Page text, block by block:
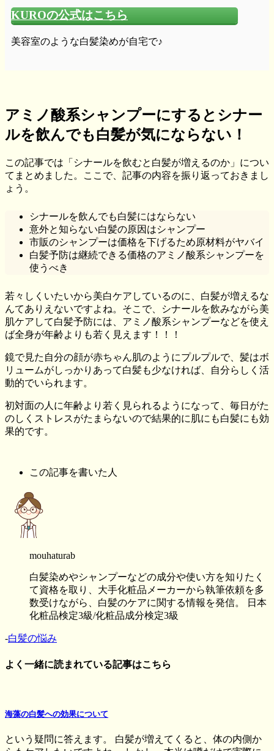
KUROの公式はこちら
美容室のような白髪染めが自宅で♪
アミノ酸系シャンプーにするとシナー
ルを飲んでも白髪が気にならない！
この記事では「シナールを飲むと白髪が増えるのか」につい
てまとめました。ここで、記事の内容を振り返っておきまし
ょう。
シナールを飲んでも白髪にはならない
意外と知らない白髪の原因はシャンプー
市販のシャンプーは価格を下げるため原材料がヤバイ
白髪予防は継続できる価格のアミノ酸系シャンプーを
使うべき
若々しくいたいから美白ケアしているのに、白髪が増えるな
んてありえないですよね。そこで、シナールを飲みながら美
肌ケアして白髪予防には、アミノ酸系シャンプーなどを使え
ば全身が年齢よりも若く見えます！！！
鏡で見た自分の顔が赤ちゃん肌のようにプルプルで、髪はボ
リュームがしっかりあって白髪も少なければ、自分らしく活
動的でいられます。
初対面の人に年齢より若く見られるようになって、毎日がた
のしくストレスがたまらないので結果的に肌にも白髪にも効
果的です。
この記事を書いた人
mouhaturab
白髪染めやシャンプーなどの成分や使い方を知りたく
て資格を取り、大手化粧品メーカーから執筆依頼を多
数受けながら、白髪のケアに関する情報を発信。 日本
化粧品検定3級/化粧品成分検定3級
-白髪の悩み
よく一緒に読まれている記事はこちら
海藻の白髪への効果について
という疑問に答えます。 白髪が増えてくると、体の内側か